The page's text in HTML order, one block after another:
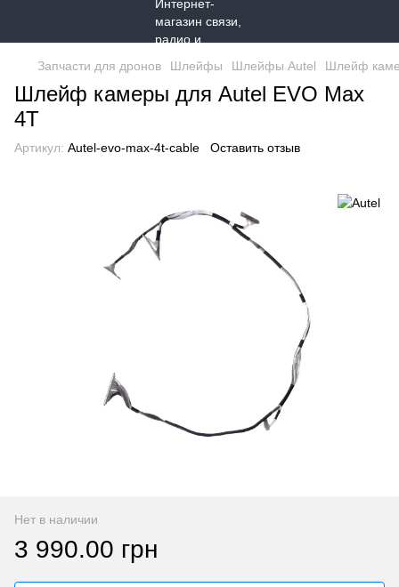
Запчасти для дронов Шлейфы Шлейфы Autel Шлейф
Шлейф камеры для Autel EVO Max
4T
Артикул: Autel-evo-max-4t-cable Оставить отзыв
Нет в наличии
3 990.00 грн